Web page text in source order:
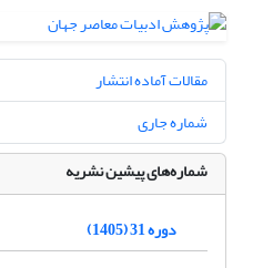
مقالات آماده انتشار
شماره جاری
شماره‌های پیشین نشریه
دوره 31 (1405)